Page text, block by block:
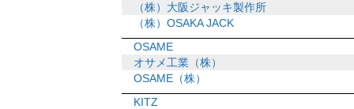
（株）大阪ジャッキ製作所
（株）OSAKA JACK
OSAME
オサメ工業（株）
OSAME（株）
KITZ